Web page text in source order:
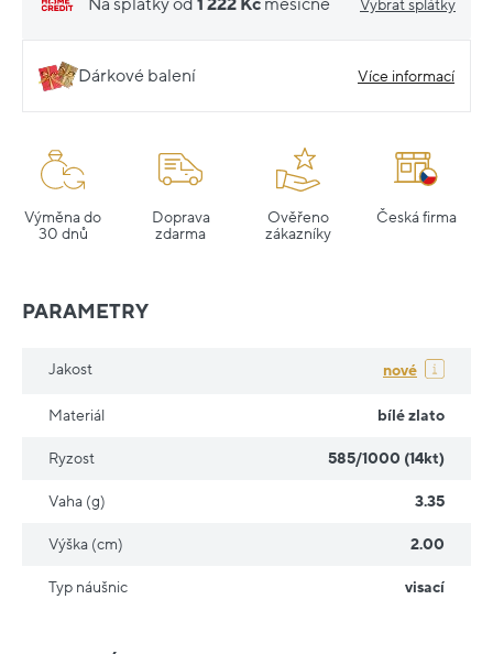
Na splátky od 1 222 Kč měsíčně Vybrat splátky
Dárkové balení Více informací
Výměna do
30 dnů
Doprava
zdarma
Ověřeno
zákazníky
Česká firma
PARAMETRY
Jakost nové
Materiál bílé zlato
Ryzost 585/1000 (14kt)
Vaha (g) 3.35
Výška (cm) 2.00
Typ náušnic visací